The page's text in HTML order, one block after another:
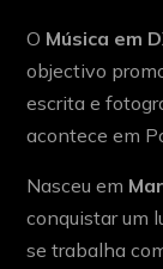
O Música em
objectivo
escrita e
acontece em
Nasceu em
conquistar um
se trabalha